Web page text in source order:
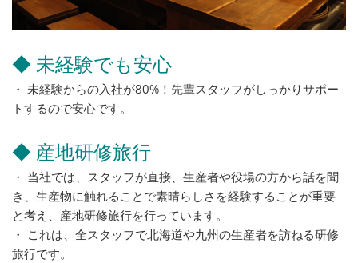
◆ 未経験でも安心
・ 未経験からの入社が80%！先輩スタッフがしっかりサポー
トするので安心です。
◆ 産地研修旅行
・ 当社では、スタッフが直接、生産者や役場の方から話を聞
き、生産物に触れることで素晴らしさを経験することが重要
と考え、産地研修旅行を行っています。
・ これは、全スタッフで北海道や九州の生産者を訪ねる研修
旅行です。